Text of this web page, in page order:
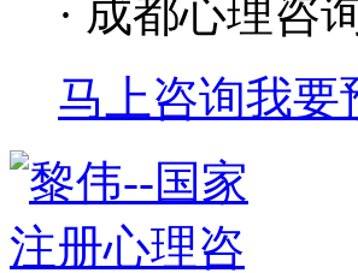
· 成都心理咨
马上咨询我要